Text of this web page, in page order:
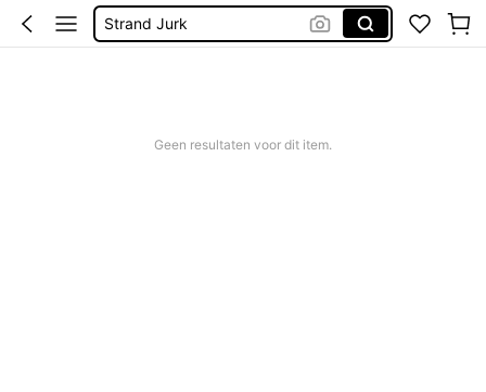
Strand Jurk
Geen resultaten voor dit item.